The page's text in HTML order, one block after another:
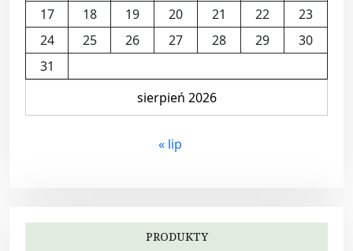
sierpień 2026
17
18 19 20 21 22
23
24
25 26 27 28 29
30
31
« lip
PRODUKTY